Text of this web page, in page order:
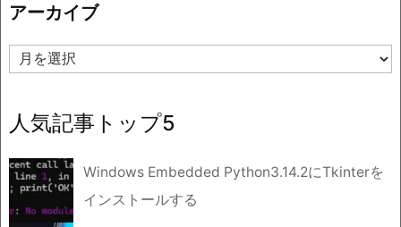
ー
アーカイブ
ア
ー
イ
ブ
人気記事トップ5
Windows Embedded Python3.14.2にTkinterを
インストールする